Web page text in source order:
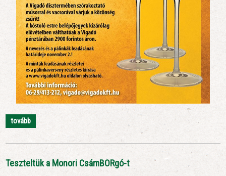
tovább
Teszteltük a Monori CsámBORgó-t